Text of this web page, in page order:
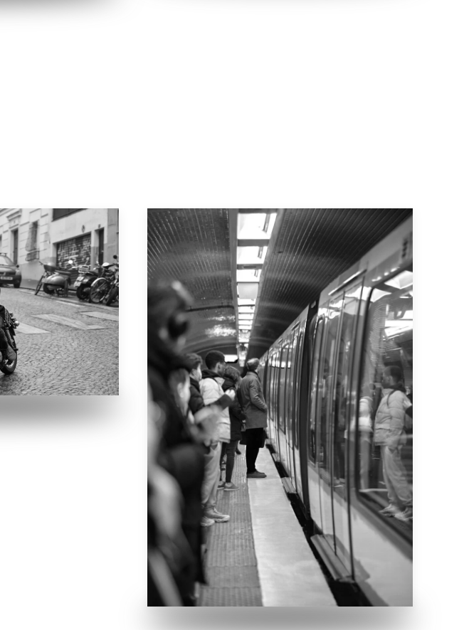
Paris. Es ist echt
der Honda hat es
sein… *Klick!
Mitten am Tag in Paris an irgendeiner
Metrostation. Viele sind unterwegs und
steigen alle 3 Minuten ein – aus – um.
VERGRÖSSERN